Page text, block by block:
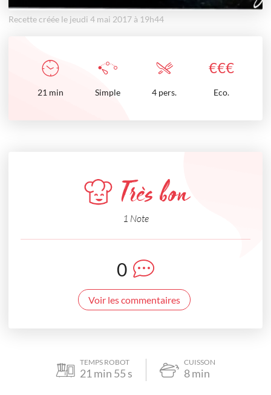
Recette créée le jeudi 4 mai 2017 à 19h44
€€€
21 min Simple 4 pers. Eco.
Très bon
1 Note
0
Voir les commentaires
TEMPS ROBOT
21 min 55 s
CUISSON
8min